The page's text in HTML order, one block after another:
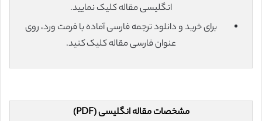
انگلیسی مقاله کلیک نمایید.
برای خرید و دانلود ترجمه فارسی آماده با فرمت ورد، روی
عنوان فارسی مقاله کلیک کنید.
مشخصات مقاله انگلیسی (PDF)